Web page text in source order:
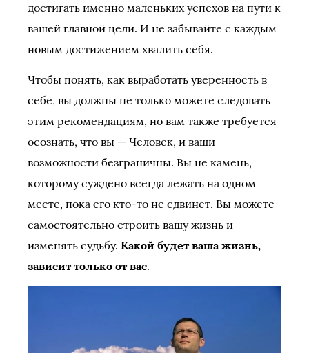
достигать именно маленьких успехов на пути к
вашей главной цели. И не забывайте с каждым
новым достижением хвалить себя.
Чтобы понять, как выработать уверенность в
себе, вы должны не только можете следовать
этим рекомендациям, но вам также требуется
осознать, что вы — Человек, и ваши
возможности безграничны. Вы не камень,
которому суждено всегда лежать на одном
месте, пока его кто-то не сдвинет. Вы можете
самостоятельно строить вашу жизнь и
изменять судьбу. Какой будет ваша жизнь,
зависит только от вас.